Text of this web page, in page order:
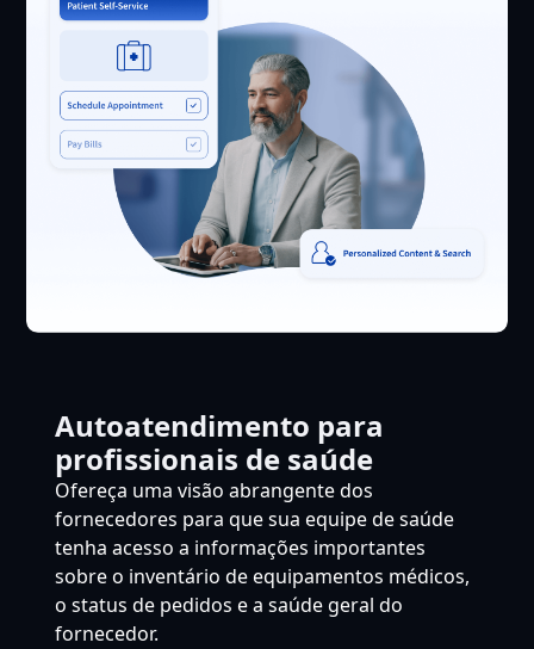
Autoatendimento para
profissionais de saúde
Ofereça uma visão abrangente dos
fornecedores para que sua equipe de saúde
tenha acesso a informações importantes
sobre o inventário de equipamentos médicos,
o status de pedidos e a saúde geral do
fornecedor.